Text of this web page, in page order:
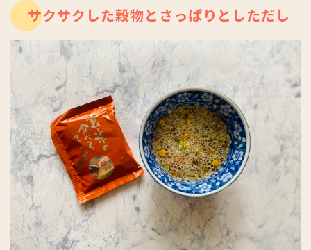
サクサクした穀物とさっぱりとしただし